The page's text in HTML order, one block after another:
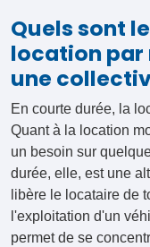
Quels sont
location par
une
En courte durée, la
Quant à la location
un besoin sur
durée, elle, est une
libère le locataire de
l'exploitation d'un
permet de se